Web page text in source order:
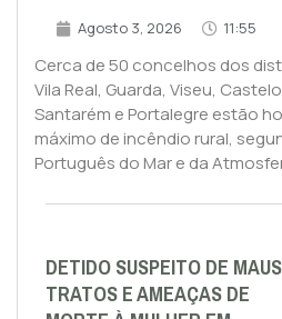
Agosto 3, 2026 11:55
Cerca de 50 concelhos dos
Vila Real, Guarda, Viseu,
Santarém e Portalegre estão
máximo de incêndio rural,
Português do Mar e da
DETIDO SUSPEITO DE
TRATOS E AMEAÇAS DE